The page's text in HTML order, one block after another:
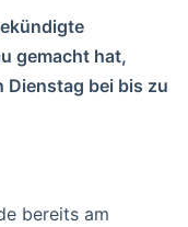
gemacht hat,
Dienstag bei bis zu
bereits am